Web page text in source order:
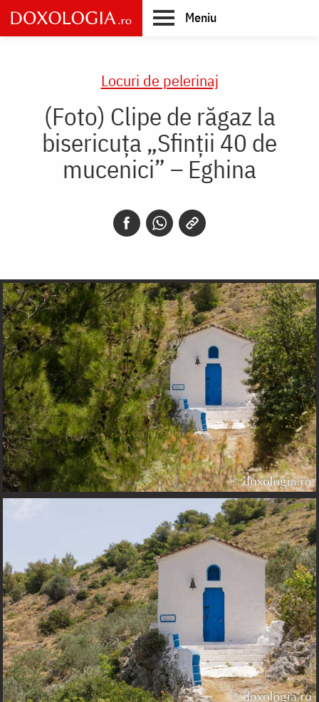
Skip
to
main
Meniu
Locuri de pelerinaj
(Foto) Clipe de răgaz la
bisericuța „Sfinții 40 de
mucenici” – Eghina